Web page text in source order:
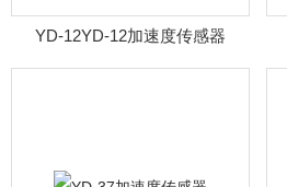
YD-12YD-12加速度传感器